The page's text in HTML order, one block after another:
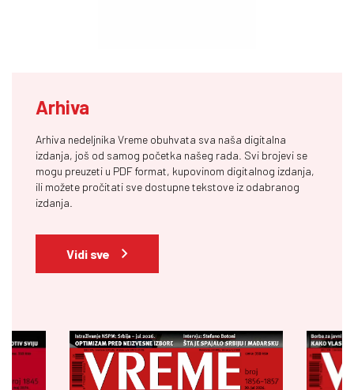
Arhiva
Arhiva nedeljnika Vreme obuhvata sva naša digitalna
izdanja, još od samog početka našeg rada. Svi brojevi se
mogu preuzeti u PDF format, kupovinom digitalnog izdanja,
ili možete pročitati sve dostupne tekstove iz odabranog
izdanja.
Vidi sve